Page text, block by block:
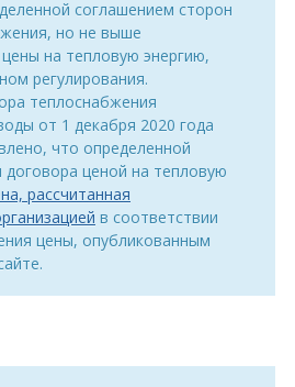
соглашением сторон
но не выше
на тепловую энергию,
регулирования.
теплоснабжения
от 1 декабря 2020 года
что определенной
ценой на тепловую
рассчитанная
в соответствии
цены, опубликованным